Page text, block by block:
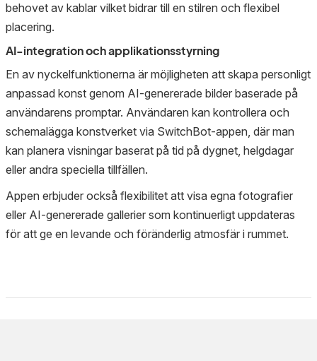
behovet av kablar vilket bidrar till en stilren och flexibel
placering.
AI-integration och applikationsstyrning
En av nyckelfunktionerna är möjligheten att skapa personligt
anpassad konst genom AI-genererade bilder baserade på
användarens promptar. Användaren kan kontrollera och
schemalägga konstverket via SwitchBot-appen, där man
kan planera visningar baserat på tid på dygnet, helgdagar
eller andra speciella tillfällen.
Appen erbjuder också flexibilitet att visa egna fotografier
eller AI-genererade gallerier som kontinuerligt uppdateras
för att ge en levande och föränderlig atmosfär i rummet.